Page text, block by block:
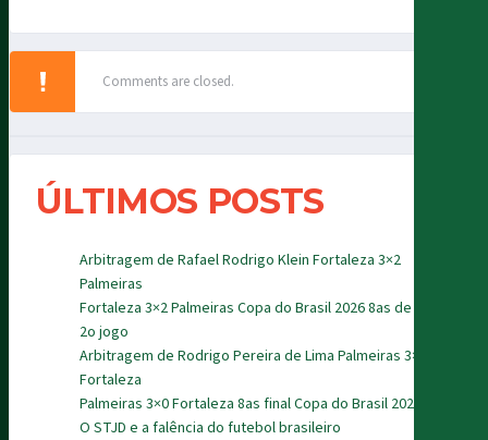
Comments are closed.
ÚLTIMOS POSTS
Arbitragem de Rafael Rodrigo Klein Fortaleza 3×2
Palmeiras
Fortaleza 3×2 Palmeiras Copa do Brasil 2026 8as de final
2o jogo
Arbitragem de Rodrigo Pereira de Lima Palmeiras 3×0
Fortaleza
Palmeiras 3×0 Fortaleza 8as final Copa do Brasil 2026
O STJD e a falência do futebol brasileiro